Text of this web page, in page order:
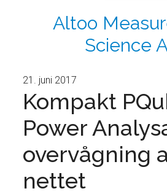
Altoo
Science
21. juni 2017
Kompakt
Power
overvågning
nettet